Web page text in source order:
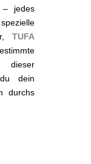
– jedes
TUFA
dein
durchs